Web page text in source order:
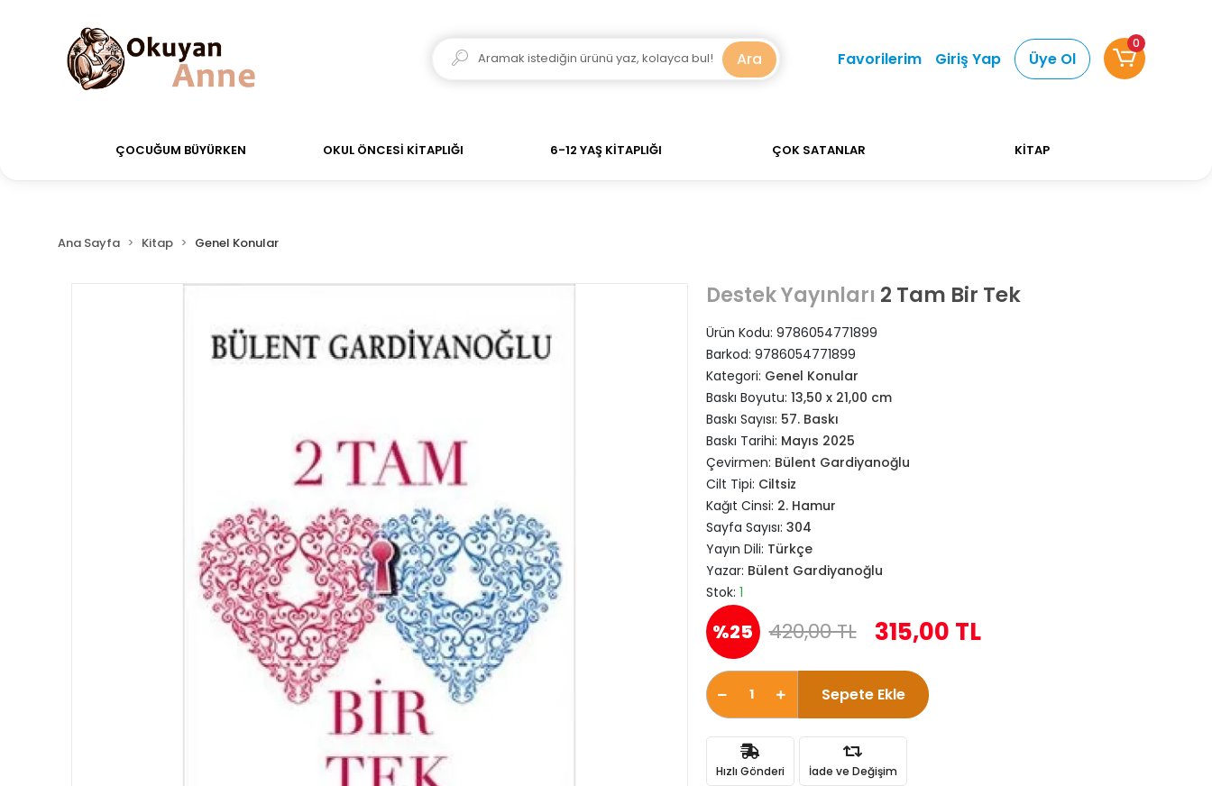
siparişler Aynı Gün Kargo! Saat 11:00'a kadar verdiğiniz siparişler Aynı Gün Kargo! 700 TL Üzeri Alışverişlerinizde Kargo Ücretsiz! Bizi tercih
Ara Favorilerim Giriş Yap Üye Ol
0
ÇOCUĞUM BÜYÜRKEN OKUL ÖNCESİ KİTAPLIĞI 6-12 YAŞ KİTAPLIĞI ÇOK SATANLAR KİTAP
Ana Sayfa Kitap Genel Konular
Destek Yayınları 2 Tam Bir Tek
Ürün Kodu: 9786054771899
Barkod: 9786054771899
Kategori: Genel Konular
Baskı Boyutu: 13,50 x 21,00 cm
Baskı Sayısı: 57. Baskı
Baskı Tarihi: Mayıs 2025
Çevirmen: Bülent Gardiyanoğlu
Cilt Tipi: Ciltsiz
Kağıt Cinsi: 2. Hamur
Sayfa Sayısı: 304
Yayın Dili: Türkçe
Yazar: Bülent Gardiyanoğlu
Stok: 1
%25 420,00 TL 315,00 TL
Sepete Ekle
Hızlı Gönderi İade ve Değişim